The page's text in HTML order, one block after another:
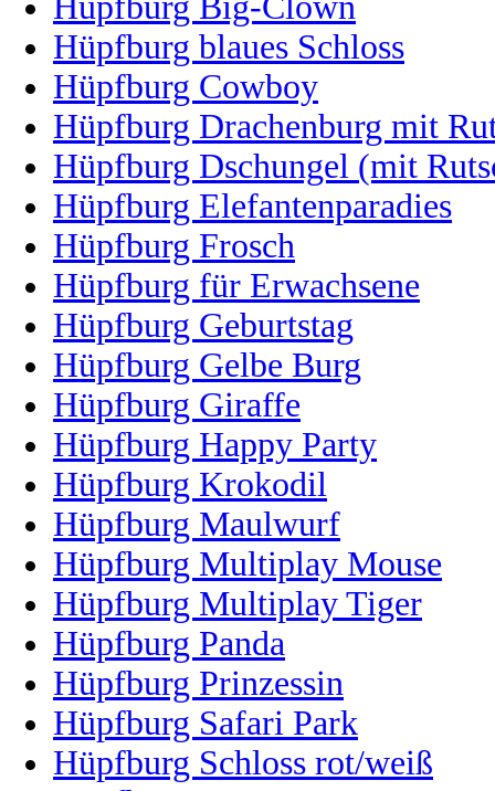
Hüpfburg blaues Schloss
Hüpfburg Cowboy
Hüpfburg Drachenburg mit
Hüpfburg Dschungel (mit
Hüpfburg Elefantenparadies
Hüpfburg Frosch
Hüpfburg für Erwachsene
Hüpfburg Geburtstag
Hüpfburg Gelbe Burg
Hüpfburg Giraffe
Hüpfburg Happy Party
Hüpfburg Krokodil
Hüpfburg Maulwurf
Hüpfburg Multiplay Mouse
Hüpfburg Multiplay Tiger
Hüpfburg Panda
Hüpfburg Prinzessin
Hüpfburg Safari Park
Hüpfburg Schloss rot/weiß